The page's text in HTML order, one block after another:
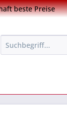
beste Preise